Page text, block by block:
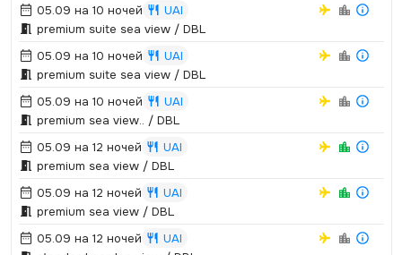
05.09 на 10 ночей
UAI
premium suite sea view / DBL
05.09 на 10 ночей
UAI
premium suite sea view / DBL
05.09 на 10 ночей
UAI
premium sea view.­.­ / DBL
05.09 на 12 ночей
UAI
premium sea view / DBL
05.09 на 12 ночей
UAI
premium sea view / DBL
05.09 на 12 ночей
UAI